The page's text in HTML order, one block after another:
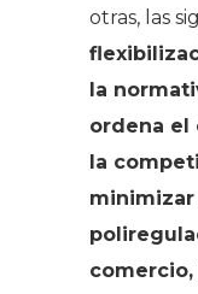
otras, las
la
ordena el
la